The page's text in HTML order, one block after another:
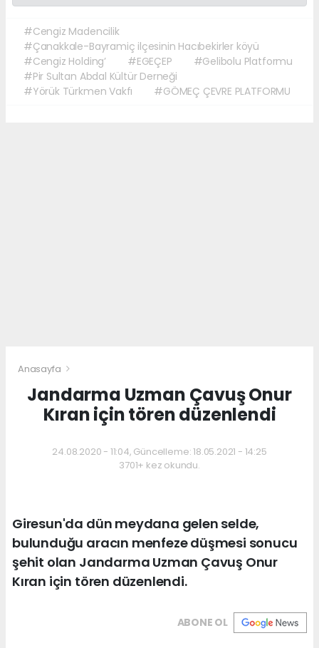
#Cengiz Madencilik
#Çanakkale-Bayramiç ilçesinin Hacıbekirler köyü
#Cengiz Holding’
#EGEÇEP
#Gelibolu Platformu
#Pir Sultan Abdal Kültür Derneği
#Yörük Türkmen Vakfı
#GÖMEÇ ÇEVRE PLATFORMU
Anasayfa
Jandarma Uzman Çavuş Onur
Kıran için tören düzenlendi
24.08.2020 - 11:04, Güncelleme: 18.05.2021 - 14:25
3701+ kez okundu.
Giresun'da dün meydana gelen selde,
bulunduğu aracın menfeze düşmesi sonucu
şehit olan Jandarma Uzman Çavuş Onur
Kıran için tören düzenlendi.
ABONE OL